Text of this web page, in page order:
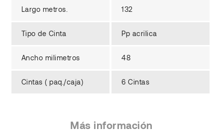
Largo metros. 132
Tipo de Cinta Pp acrilica
Ancho milimetros 48
Cintas ( paq./caja) 6 Cintas
Más información